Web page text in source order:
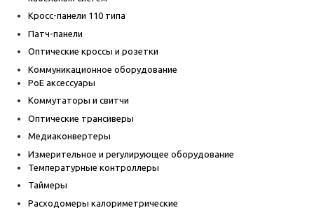
Кросс-панели 110 типа
Патч-панели
Оптические кроссы и розетки
Коммуникационное оборудование
PoE аксессуары
Коммутаторы и свитчи
Оптические трансиверы
Медиаконвертеры
Измерительное и регулирующее оборудование
Температурные контроллеры
Таймеры
Расходомеры калориметрические